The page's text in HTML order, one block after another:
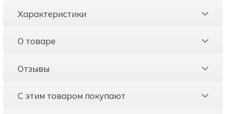
Характеристики
О товаре
Отзывы
С этим товаром покупают